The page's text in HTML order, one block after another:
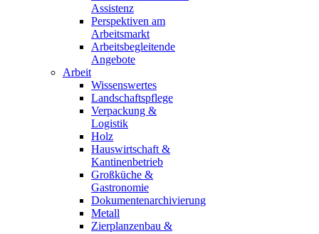
Assistenz
Perspektiven am
Arbeitsmarkt
Arbeitsbegleitende
Angebote
Arbeit
Wissenswertes
Landschaftspflege
Verpackung &
Logistik
Holz
Hauswirtschaft &
Kantinenbetrieb
Großküche &
Gastronomie
Dokumentenarchivierung
Metall
Zierplanzenbau &